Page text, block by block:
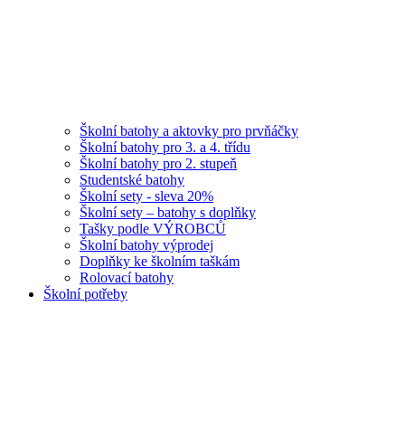
Školní batohy a aktovky pro prvňáčky
Školní batohy pro 3. a 4. třídu
Školní batohy pro 2. stupeň
Studentské batohy
Školní sety - sleva 20%
Školní sety – batohy s doplňky
Tašky podle VÝROBCŮ
Školní batohy výprodej
Doplňky ke školním taškám
Rolovací batohy
Školní potřeby